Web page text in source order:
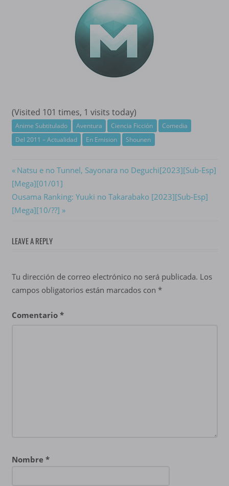
(Visited 101 times, 1 visits today)
Anime Subtitulado Aventura Ciencia Ficción
Comedia
Del 2011 – Actualidad
En Emision Shounen
Navegación
de
entradas
Previous
Post:
Natsu e no Tunnel, Sayonara no Deguchi[2023][Sub-Esp]
[Mega][01/01]
Next
Post:
Ousama Ranking: Yuuki no Takarabako [2023][Sub-Esp]
[Mega][10/??]
LEAVE A REPLY
Tu dirección de correo electrónico no será publicada. Los
campos obligatorios están marcados con *
Comentario *
Nombre *